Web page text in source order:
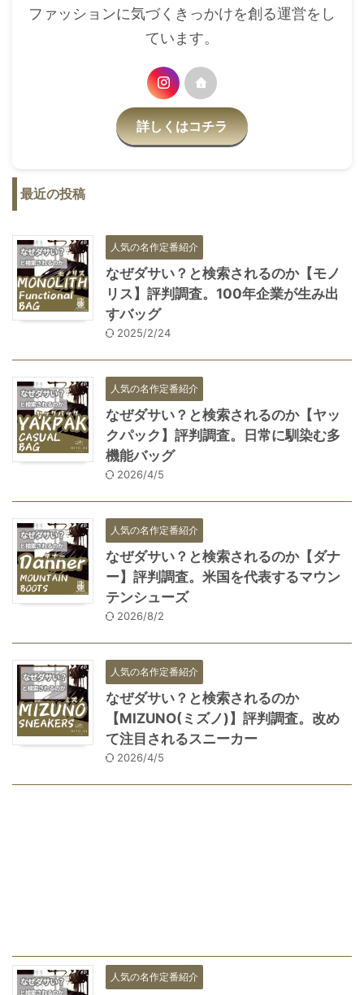
ファッションに気づくきっかけを創る運営をし
ています。
詳しくはコチラ
最近の投稿
人気の名作定番紹介
なぜダサい？と検索されるのか【モノ
リス】評判調査。100年企業が生み出
すバッグ
2025/2/24
人気の名作定番紹介
なぜダサい？と検索されるのか【ヤッ
クパック】評判調査。日常に馴染む多
機能バッグ
2026/4/5
人気の名作定番紹介
なぜダサい？と検索されるのか【ダナ
ー】評判調査。米国を代表するマウン
テンシューズ
2026/8/2
人気の名作定番紹介
なぜダサい？と検索されるのか
【MIZUNO(ミズノ)】評判調査。改め
て注目されるスニーカー
2026/4/5
人気の名作定番紹介